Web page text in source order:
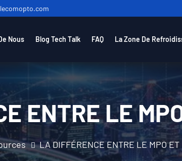
Nous Blog Tech Talk FAQ La Zone De
ENTRE LE
LA DIFFÉRENCE ENTRE LE MPO ET